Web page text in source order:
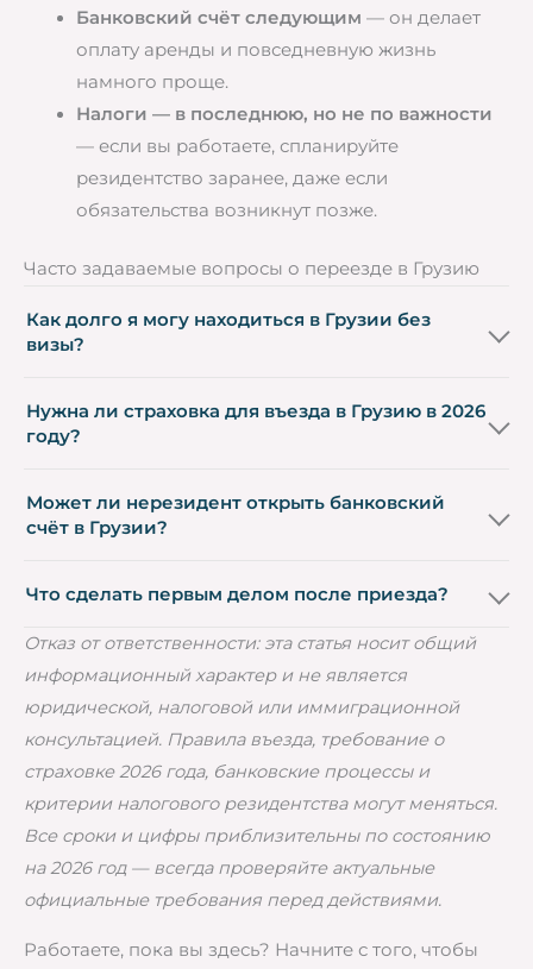
Банковский счёт следующим — он делает
оплату аренды и повседневную жизнь
намного проще.
Налоги — в последнюю, но не по важности
— если вы работаете, спланируйте
резидентство заранее, даже если
обязательства возникнут позже.
Часто задаваемые вопросы о переезде в Грузию
Как долго я могу находиться в Грузии без
визы?
Нужна ли страховка для въезда в Грузию в 2026
году?
Может ли нерезидент открыть банковский
счёт в Грузии?
Что сделать первым делом после приезда?
Отказ от ответственности: эта статья носит общий
информационный характер и не является
юридической, налоговой или иммиграционной
консультацией. Правила въезда, требование о
страховке 2026 года, банковские процессы и
критерии налогового резидентства могут меняться.
Все сроки и цифры приблизительны по состоянию
на 2026 год — всегда проверяйте актуальные
официальные требования перед действиями.
Работаете, пока вы здесь? Начните с того, чтобы